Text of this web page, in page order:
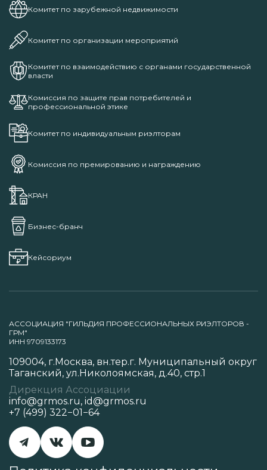
Комитет по зарубежной недвижимости
Комитет по организации мероприятий
Комитет по взаимодействию с органами государственной
власти
Комиссия по защите прав потребителей и
профессиональной этике
Комитет по индивидуальным риэлторам
Комиссия по премированию и награждению
КРАН
Бизнес-бранч
Кейсориум
АССОЦИАЦИЯ "ГИЛЬДИЯ ПРОФЕССИОНАЛЬНЫХ РИЭЛТОРОВ -
ГРМ"
ИНН 9709133173
109004, г.Москва, вн.тер.г. Муниципальный округ
Таганский, ул.Николоямская, д.40, стр.1
Дирекция Ассоциации
info@grmos.ru, id@grmos.ru
+7 (499) 322−01−64